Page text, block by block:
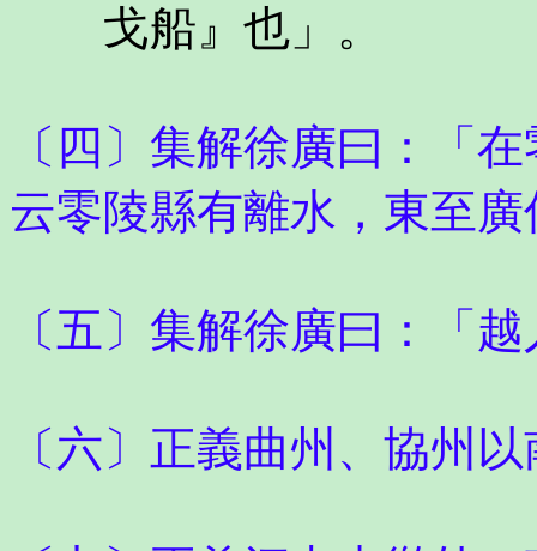
戈船』也」。
〔四〕集解徐廣曰：「
云零陵縣有離水，東至
〔五〕集解徐廣曰：「
〔六〕正義曲州、協州